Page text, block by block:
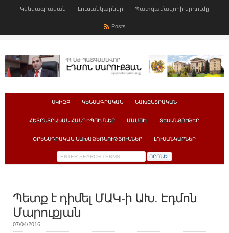
Կենսագրական Լուսանկարներ Պատգամավորի երդումը
Posts
ՍԿԻԶԲ ԿԵՆՍԱԳՐԱԿԱՆ ՆԱԽԸՆՏՐԱԿԱՆ
ՀԵՏԸՆՏՐԱԿԱՆ ՀԱՆԴԻՊՈՒՄՆԵՐ ՄԱՄՈՒԼ ՏԵՍԱՆՅՈՒԹԵՐ
ՕՐԵՆՍԴՐԱԿԱՆ ՆԱԽԱՁԵՌՆՈՒԹՅՈՒՆՆԵՐ ԼՈՒՍԱՆԿԱՐՆԵՐ
Պետք է դիմել ՄԱԿ-ի ԱԽ. Էդմոն
Մարուքյան
07/04/2016